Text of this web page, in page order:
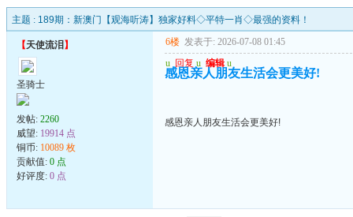
主题 : 189期：新澳门【观海听涛】独家好料◇平特一肖◇最强的资料！
【天使流泪 】
圣骑士
发帖: 2260
威望: 19914 点
铜币: 10089 枚
贡献值: 0 点
好评度: 0 点
6楼 发表于: 2026-07-08 01:45
u 回复 u 编辑 u
感恩亲人朋友生活会更美好!
感恩亲人朋友生活会更美好!